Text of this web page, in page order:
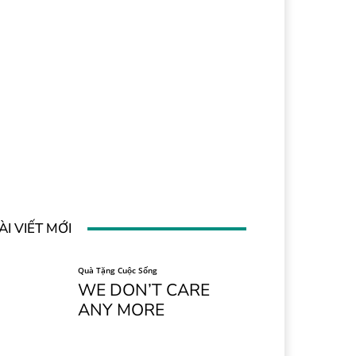
VIẾT MỚI
Quà Tặng Cuộc Sống
WE DON’T CARE
ANY MORE